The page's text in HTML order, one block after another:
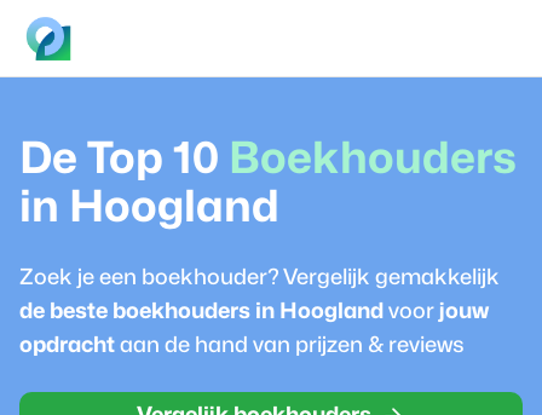
De Top 10 Boekhouders
in Hoogland
Zoek je een boekhouder? Vergelijk gemakkelijk
de beste boekhouders in Hoogland voor jouw
opdracht aan de hand van prijzen & reviews